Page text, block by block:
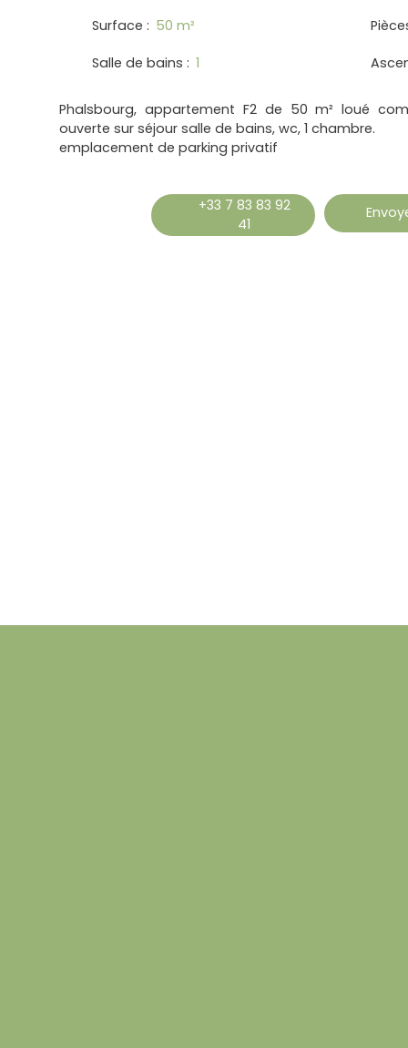
Surface : 50 m²
Salle de bains : 1
Phalsbourg, appartement F2 de 50 m² loué
ouverte sur séjour salle de bains, wc, 1 chambre.
emplacement de parking privatif
+33 7 83 83 92
41